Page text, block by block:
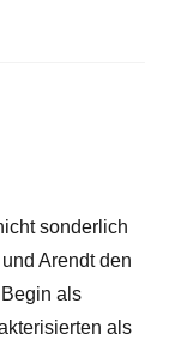
sonderlich
Arendt den
als
als